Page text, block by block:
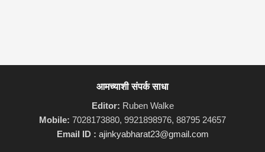
आमच्याशी संपर्क साधा
Editor: Ruben Walke
Mobile: 7028173880, 9921898976, 88795 24657
Email ID : ajinkyabharat23@gmail.com